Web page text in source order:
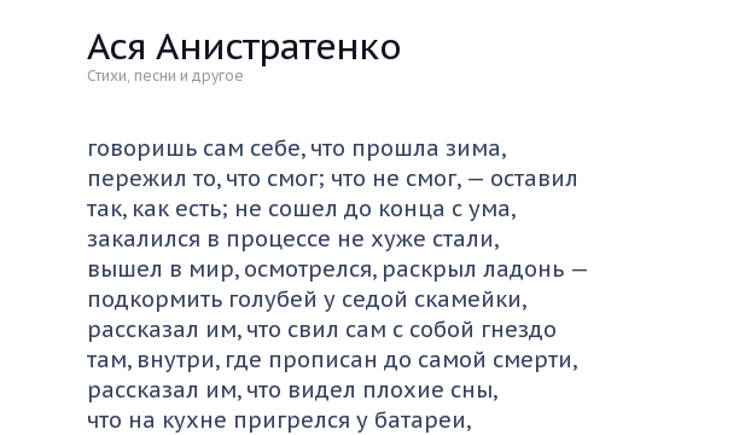
Ася Анистратенко
Стихи, песни и другое
говоришь сам себе, что прошла зима,
пережил то, что смог; что не смог, — оставил
так, как есть; не сошел до конца с ума,
закалился в процессе не хуже стали,
вышел в мир, осмотрелся, раскрыл ладонь —
подкормить голубей у седой скамейки,
рассказал им, что свил сам с собой гнездо
там, внутри, где прописан до самой смерти,
рассказал им, что видел плохие сны,
что на кухне пригрелся у батареи,